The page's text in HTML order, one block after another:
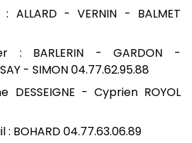
- VERNIN - BALMET
: BARLERIN - GARDON -
- SIMON 04.77.62.95.88
DESSEIGNE - Cyprien ROYOL
BOHARD 04.77.63.06.89